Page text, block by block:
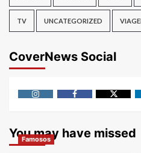
TV UNCATEGORIZED
CoverNews Social
You may have missed
Famosos